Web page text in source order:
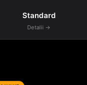
Standard
Detalii →